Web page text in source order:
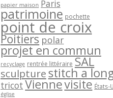
papier maison Paris
patrimoine pochette
point de croix
Poitiers polar
projet en commun
recyclage rentrée littéraire SAL
sculpture stitch a
tricot Viennevisite États-
église